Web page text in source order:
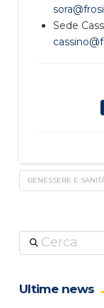
Sede
BENESSERE E
Cerca
Ultime news